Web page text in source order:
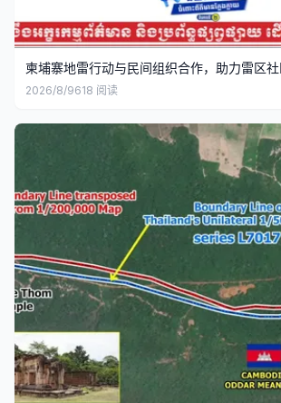
柬埔寨地雷行动与民间组织合作，助力雷区
2026/8/9618 阅读